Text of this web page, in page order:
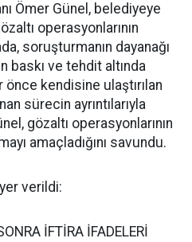
Ömer Günel, belediyeye
operasyonlarının
soruşturmanın dayanağı
ve tehdit altında
önce kendisine ulaştırılan
sürecin ayrıntılarıyla
gözaltı operasyonlarının
amaçladığını savundu.
verildi:
İFTİRA İFADELERİ